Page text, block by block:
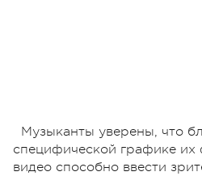
Музыканты уверены, что
специфической графике их
видео способно ввести